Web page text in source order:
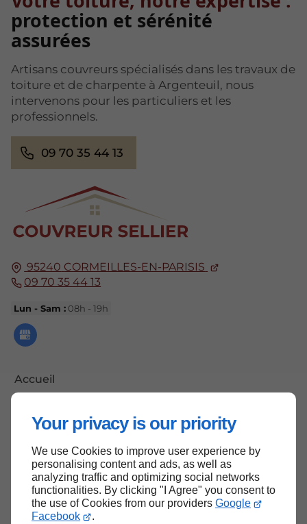
Your privacy is our priority
We use Cookies to improve user experience by
personalising content and ads, as well as
analyzing traffic and optimizing social networks
functionalities. By clicking "I Agree" you consent to
the use of Cookies from our providers Google
Facebook
.
95240 CORMEILLES-EN-PARISIS
09 70 35 44 13
Lun - Sam : 08h - 19h
Accueil
Mentions légales
Plan du site
protection et sérénité
assurées
Artisans couvreurs spécialisés dans les travaux de
toiture et de charpente à Argenteuil, nous
intervenons pour les particuliers et les
professionnels.
09 70 35 44 13
Haut de page